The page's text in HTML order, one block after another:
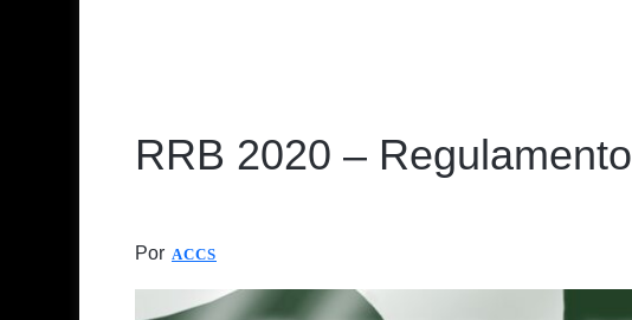
RRB 2020 – Regulamento
Por ACCS